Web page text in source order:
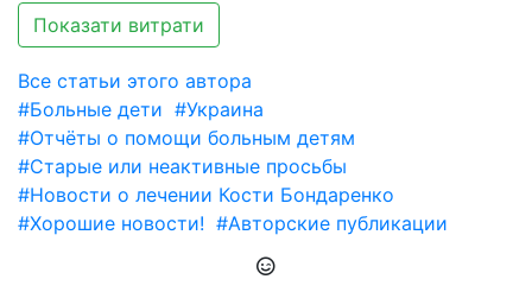
Показати витрати
Все статьи этого автора
#Больные дети #Украина
#Отчёты о помощи больным детям
#Старые или неактивные просьбы
#Новости о лечении Кости Бондаренко
#Хорошие новости! #Авторские публикации